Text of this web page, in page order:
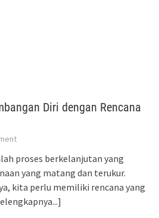
Diri dengan Rencana
proses berkelanjutan yang
yang matang dan terukur.
kita perlu memiliki rencana yang